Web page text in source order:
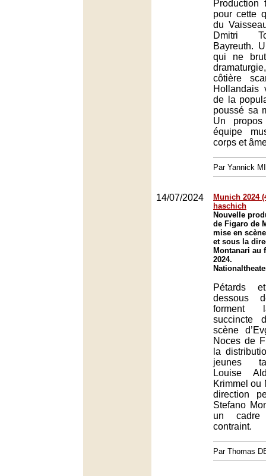
Production
pour cette
du
Dmitri
Bayreuth.
qui ne
côtière
Hollandais
de la
poussé sa
Un
équipe
corps et
Par Yannick
14/07/2024
Munich 2024
haschich
Nouvelle
de Figaro de
mise en
et sous la
Montanari au
2024.
Pétards
dessous
forment
succincte
scène
Noces de
la
jeunes
Louise
Krimmel ou
direction
Stefano
un cadre
contraint.
Par Thomas